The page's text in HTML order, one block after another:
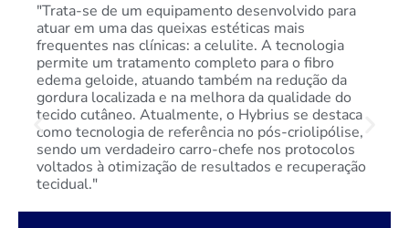
"Trata-se de um equipamento desenvolvido para
atuar em uma das queixas estéticas mais
frequentes nas clínicas: a celulite. A tecnologia
permite um tratamento completo para o fibro
edema geloide, atuando também na redução da
gordura localizada e na melhora da qualidade do
tecido cutâneo. Atualmente, o Hybrius se destaca
como tecnologia de referência no pós-criolipólise,
sendo um verdadeiro carro-chefe nos protocolos
voltados à otimização de resultados e recuperação
tecidual."